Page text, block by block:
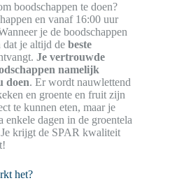
boodschappen te doen?
en vanaf 16:00 uur
je de boodschappen
dat je altijd de beste
Je vertrouwde
namelijk
doen. Er wordt nauwlettend
en groente en fruit zijn
te kunnen eten, maar je
dagen in de groentela
krijgt de SPAR kwaliteit
het?